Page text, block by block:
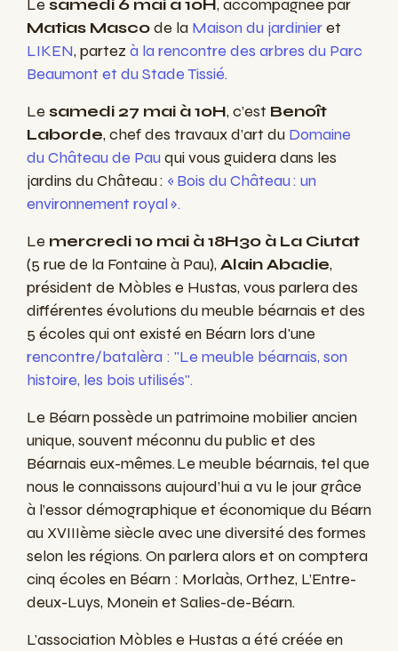
Le samedi 6 mai à 10H, accompagnée par
Matias Mascode la Maison du jardinieret
LIKEN, partez à la rencontre des arbres du Parc
Beaumont et du Stade Tissié.
Le samedi 27 mai à 10H, c’est Benoît
Laborde, chef des travaux d’art du Domaine
du Château de Pau qui vous guidera dans les
jardins du Château : « Bois du Château : un
environnement royal ».
Le mercredi 10 mai à 18H30 à La Ciutat
(5 rue de la Fontaine à Pau),Alain Abadie,
président de Mòbles e Hustas, vous parlera des
différentes évolutions du meuble béarnais et des
5 écoles qui ont existé en Béarn lors d'une
rencontre/batalèra : "Le meuble béarnais, son
histoire, les bois utilisés".
Le Béarn possède un patrimoine mobilier ancien
unique, souvent méconnu du public et des
Béarnais eux-mêmes. Le meuble béarnais, tel que
nous le connaissons aujourd’hui a vu le jour grâce
à l’essor démographique et économique du Béarn
au XVIIIème siècle avec une diversité des formes
selon les régions. On parlera alors et on comptera
cinq écoles en Béarn : Morlaàs, Orthez, L’Entre-
deux-Luys, Monein et Salies-de-Béarn.
L'association Mòbles e Hustas aété créée en